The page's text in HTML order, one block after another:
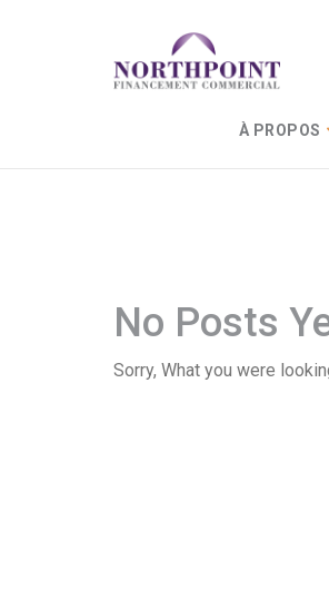
À PROPOS
No Posts
Sorry, What you were